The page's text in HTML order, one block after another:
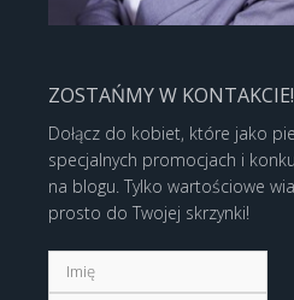
ZOSTAŃMY W KONTAKCIE!
Dołącz do kobiet, które jako
specjalnych promocjach i
na blogu. Tylko wartościowe
prosto do Twojej skrzynki!